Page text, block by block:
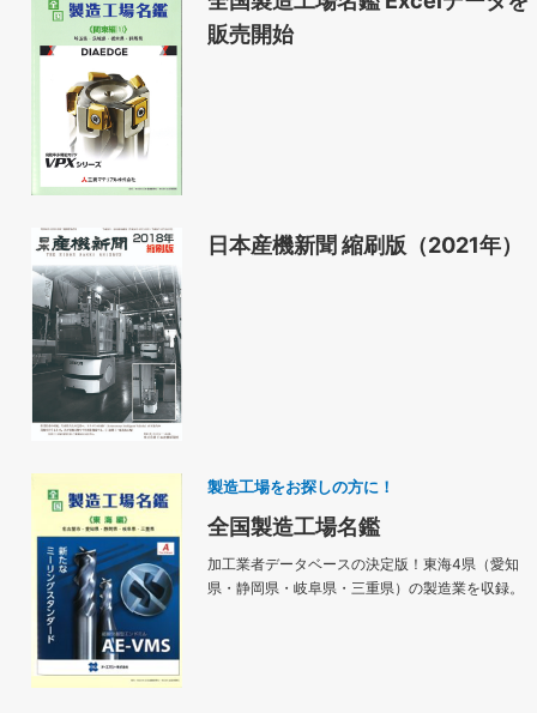
販売開始
日本産機新聞 縮刷版（2021年）
製造工場をお探しの方に！
全国製造工場名鑑
加工業者データベースの決定版！東海4県（愛知
県・静岡県・岐阜県・三重県）の製造業を収録。